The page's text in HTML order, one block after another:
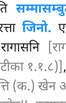
जिनो.
१.१.८)]
(क.) खेन